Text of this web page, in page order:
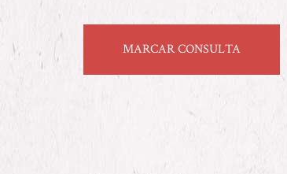
MARCAR CONSULTA